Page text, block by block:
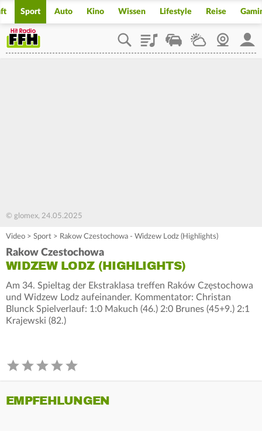
Sport Auto Kino Wissen Lifestyle Reise
PlaylistStaupilotWetterWebcam
© glomex, 24.05.2025
Video > Sport > Rakow Czestochowa - Widzew Lodz (Highlights)
Rakow Czestochowa
WIDZEW LODZ (HIGHLIGHTS)
Am 34. Spieltag der Ekstraklasa treffen Raków Częstochowa
und Widzew Lodz aufeinander. Kommentator: Christan
Blunck Spielverlauf: 1:0 Makuch (46.) 2:0 Brunes (45+9.) 2:1
Krajewski (82.)
EMPFEHLUNGEN